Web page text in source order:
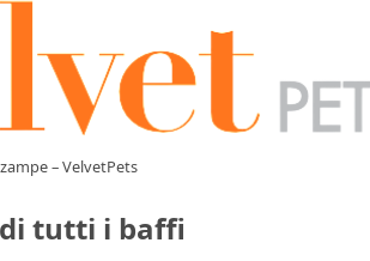
– VelvetPets
tutti i baffi